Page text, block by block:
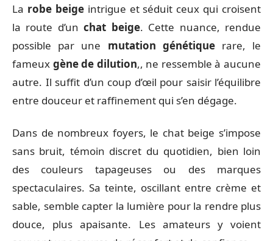
La robe beigeintrigue et séduit ceux qui croisent
la route d’unchat beige. Cette nuance, rendue
possible par une mutation génétiquerare, le
fameux gène de dilution,, ne ressemble à aucune
autre. Il suffit d’un coup d’œil pour saisir l’équilibre
entre douceur et raffinement qui s’en dégage.
Dans de nombreux foyers, le chat beige s’impose
sans bruit, témoin discret du quotidien, bien loin
des couleurs tapageuses ou des marques
spectaculaires. Sa teinte, oscillant entre crème et
sable, semble capter la lumière pour la rendre plus
douce, plus apaisante. Les amateurs y voient